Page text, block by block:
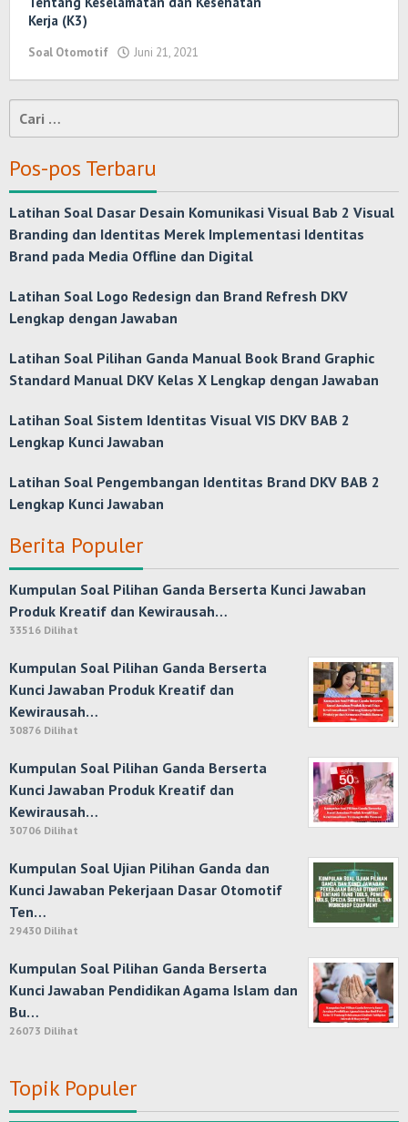
Kerja (K3)
Soal Otomotif Juni 21, 2021
Cari
untuk:
Pos-pos Terbaru
Latihan Soal Dasar Desain Komunikasi Visual Bab 2 Visual
Branding dan Identitas Merek Implementasi Identitas
Brand pada Media Offline dan Digital
Latihan Soal Logo Redesign dan Brand Refresh DKV
Lengkap dengan Jawaban
Latihan Soal Pilihan Ganda Manual Book Brand Graphic
Standard Manual DKV Kelas X Lengkap dengan Jawaban
Latihan Soal Sistem Identitas Visual VIS DKV BAB 2
Lengkap Kunci Jawaban
Latihan Soal Pengembangan Identitas Brand DKV BAB 2
Lengkap Kunci Jawaban
Berita Populer
Kumpulan Soal Pilihan Ganda Berserta Kunci Jawaban
Produk Kreatif dan Kewirausah…
33516 Dilihat
Kumpulan Soal Pilihan Ganda Berserta
Kunci Jawaban Produk Kreatif dan
Kewirausah…
30876 Dilihat
Kumpulan Soal Pilihan Ganda Berserta
Kunci Jawaban Produk Kreatif dan
Kewirausah…
30706 Dilihat
Kumpulan Soal Ujian Pilihan Ganda dan
Kunci Jawaban Pekerjaan Dasar Otomotif
Ten…
29430 Dilihat
Kumpulan Soal Pilihan Ganda Berserta
Kunci Jawaban Pendidikan Agama Islam dan
Bu…
26073 Dilihat
Topik Populer